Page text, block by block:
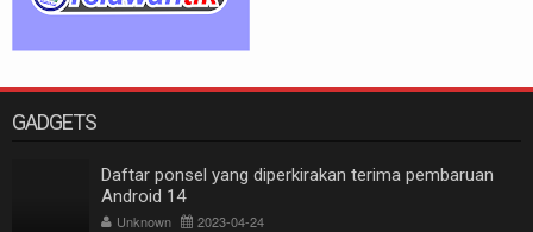
GADGETS
Daftar ponsel yang diperkirakan terima pembaruan
Android 14
Unknown 2023-04-24